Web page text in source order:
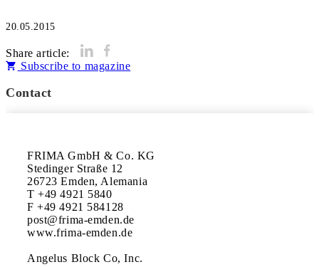
20.05.2015
Share article:
Subscribe to magazine
Contact
FRIMA GmbH & Co. KG
Stedinger Straße 12
26723 Emden, Alemania
T +49 4921 5840
F +49 4921 584128
post@frima-emden.de
www.frima-emden.de
Angelus Block Co, Inc.